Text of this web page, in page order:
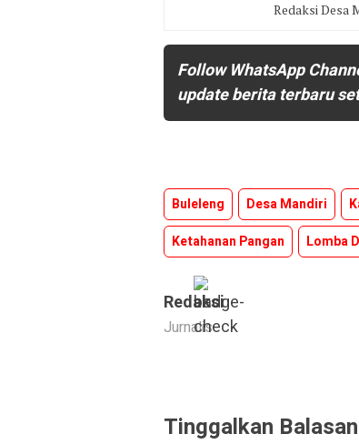
Redaksi Desa
Follow WhatsApp
update berita terbaru
Buleleng Desa Mandiri
Ketahanan Pangan
Lomba
Redaksi
Jurnalis
Tinggalkan Balasan